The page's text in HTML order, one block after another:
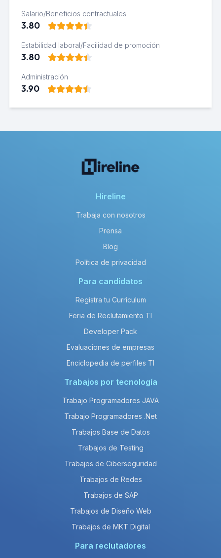
Salario/Beneficios contractuales
3.80
Estabilidad laboral/Facilidad de promoción
3.80
Administración
3.90
Hireline
Trabaja con nosotros
Prensa
Blog
Política de privacidad
Para candidatos
Registra tu Currículum
Feria de Reclutamiento TI
Developer Pack
Evaluaciones de empresas
Enciclopedia de perfiles TI
Trabajos por tecnología
Trabajo Programadores JAVA
Trabajo Programadores .Net
Trabajos Base de Datos
Trabajos de Testing
Trabajos de Ciberseguridad
Trabajos de Redes
Trabajos de SAP
Trabajos de Diseño Web
Trabajos de MKT Digital
Para reclutadores